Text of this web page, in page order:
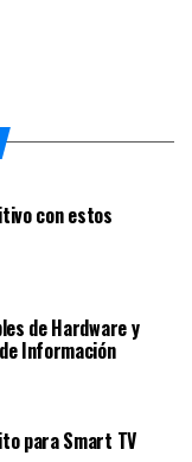
con estos
de Hardware y
Información
para Smart TV